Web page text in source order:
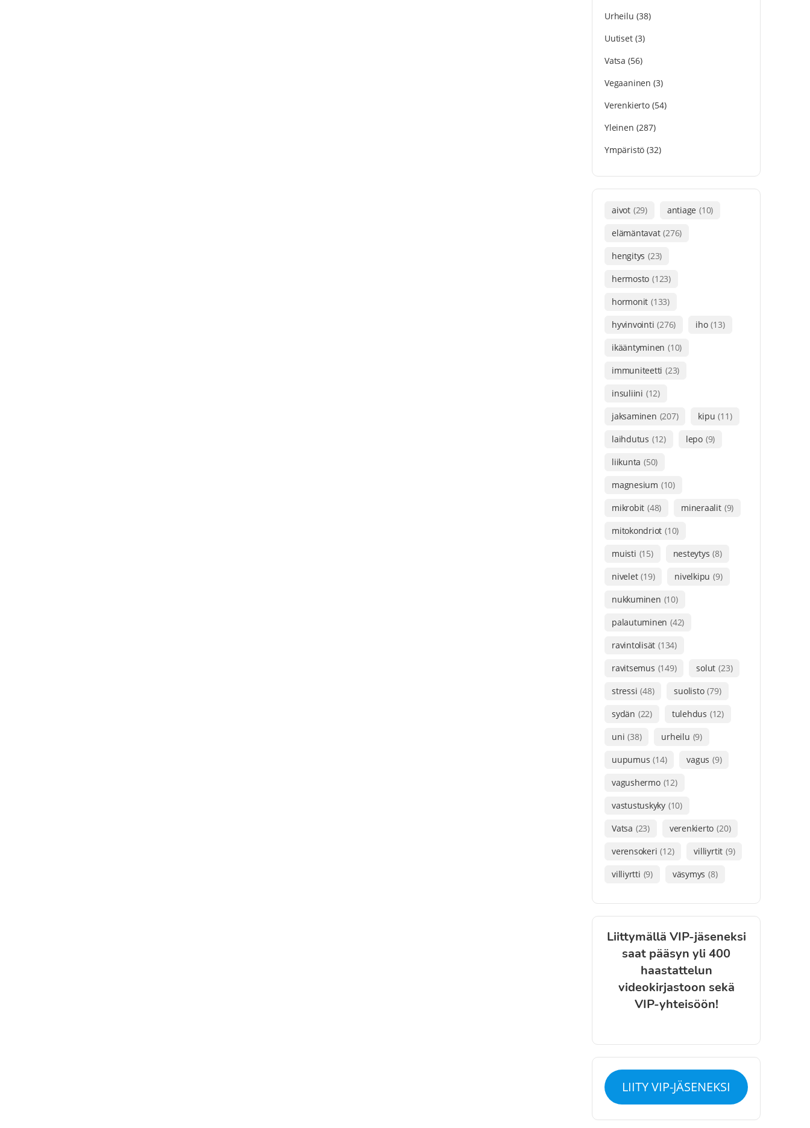
Urheilu (38)
Uutiset(3)
Vatsa (56)
Vegaaninen (3)
Verenkierto(54)
Yleinen (287)
Ympäristö (32)
aivot (29) antiage (10)
elämäntavat (276)
hengitys (23)
hermosto (123)
hormonit (133)
hyvinvointi (276) iho (13)
ikääntyminen (10)
immuniteetti (23)
insuliini (12)
jaksaminen (207) kipu (11)
laihdutus (12) lepo (9)
liikunta (50)
magnesium (10)
mikrobit (48) mineraalit (9)
mitokondriot (10)
muisti (15) nesteytys (8)
nivelet (19) nivelkipu (9)
nukkuminen (10)
palautuminen (42)
ravintolisät (134)
ravitsemus (149) solut (23)
stressi (48) suolisto (79)
sydän (22) tulehdus (12)
uni (38) urheilu (9)
uupumus (14) vagus (9)
vagushermo (12)
vastustuskyky (10)
Vatsa (23) verenkierto (20)
verensokeri (12) villiyrtit (9)
villiyrtti (9) väsymys (8)
Liittymällä VIP-jäseneksi
saat pääsyn yli 400
haastattelun
videokirjastoon sekä
VIP-yhteisöön!
LIITY VIP-JÄSENEKSI